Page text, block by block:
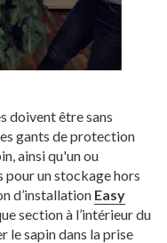
doivent être sans
gants de protection
ainsi qu'un ou
pour un stockage hors
d’installation Easy
section à l’intérieur du
le sapin dans la prise